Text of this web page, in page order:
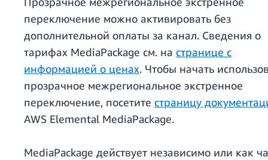
переключение можно активировать без
дополнительной оплаты за канал. Сведения о
тарифах MediaPackage см. на странице с
информацией о ценах. Чтобы начать
прозрачное межрегиональное экстренное
переключение, посетите страницу
AWS Elemental MediaPackage.
MediaPackage действует независимо или как